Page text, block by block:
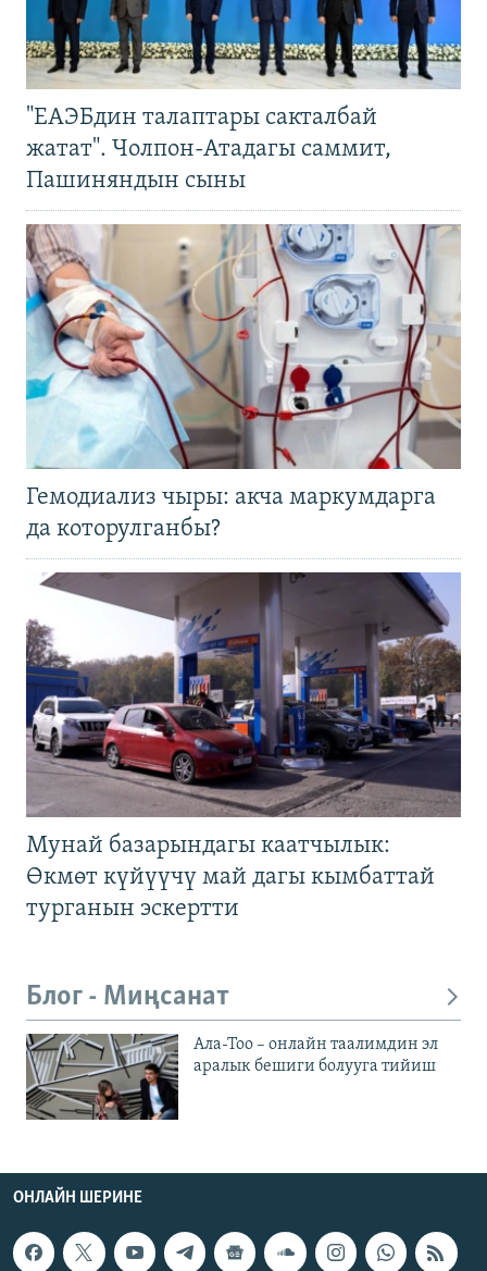
"ЕАЭБдин талаптары сакталбай
жатат". Чолпон-Атадагы саммит,
Пашиняндын сыны
Гемодиализ чыры: акча маркумдарга
да которулганбы?
Мунай базарындагы каатчылык:
Өкмөт күйүүчү май дагы кымбаттай
турганын эскертти
Блог - Миңсанат
Ала-Тоо – онлайн таалимдин эл
аралык бешиги болууга тийиш
ОНЛАЙН ШЕРИНЕ